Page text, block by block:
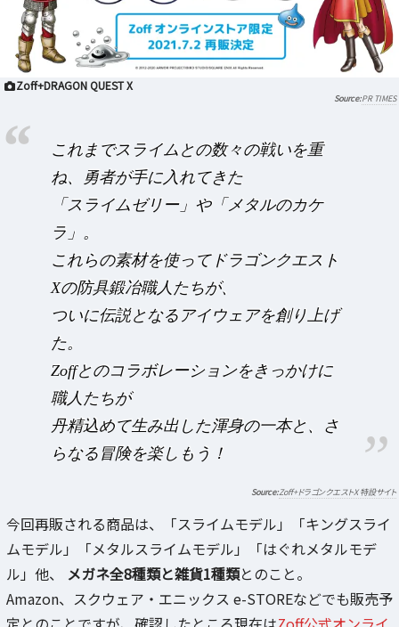
Zoff+DRAGON QUEST X
PR TIMES
これまでスライムとの数々の戦いを重
ね、勇者が手に入れてきた
「スライムゼリー」や「メタルのカケ
ラ」。
これらの素材を使ってドラゴンクエスト
Xの防具鍛冶職人たちが、
ついに伝説となるアイウェアを創り上げ
た。
Zoffとのコラボレーションをきっかけに
職人たちが
丹精込めて生み出した渾身の一本と、さ
らなる冒険を楽しもう！
Zoff+ドラゴンクエストX 特設サイト
今回再販される商品は、「スライムモデル」「キングスライ
ムモデル」「メタルスライムモデル」「はぐれメタルモデ
ル」他、 メガネ全8種類と雑貨1種類とのこと。
Amazon、スクウェア・エニックス e-STOREなどでも販売予